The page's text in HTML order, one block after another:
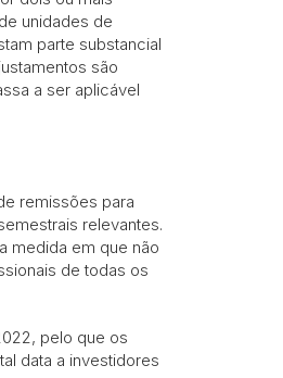
unidades de
parte substancial
são
a ser aplicável
remissões para
relevantes.
medida em que não
de todas os
pelo que os
data a investidores